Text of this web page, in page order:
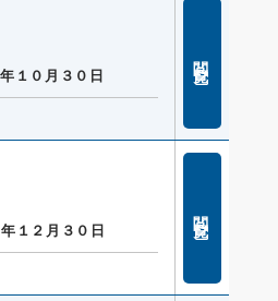
１０月３０日
１２月３０日